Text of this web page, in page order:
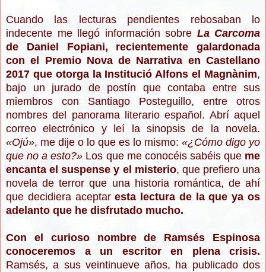
Cuando las lecturas pendientes rebosaban lo
indecente me llegó información sobre La Carcoma
de Daniel Fopiani, recientemente galardonada
con el Premio Nova de Narrativa en Castellano
2017 que otorga la Institució Alfons el Magnànim,
bajo un jurado de postín que contaba entre sus
miembros con Santiago Posteguillo, entre otros
nombres del panorama literario español. Abrí aquel
correo electrónico y leí la sinopsis de la novela.
«Ojú», me dije o lo que es lo mismo: «¿Cómo digo yo
que no a esto?» Los que me conocéis sabéis que me
encanta el suspense y el misterio, que prefiero una
novela de terror que una historia romántica, de ahí
que decidiera aceptaresta lectura de la que ya os
adelanto que he disfrutado mucho.
Con el curioso nombre de Ramsés Espinosa
conoceremos a un escritor en plena crisis.
Ramsés, a sus veintinueve años, ha publicado dos